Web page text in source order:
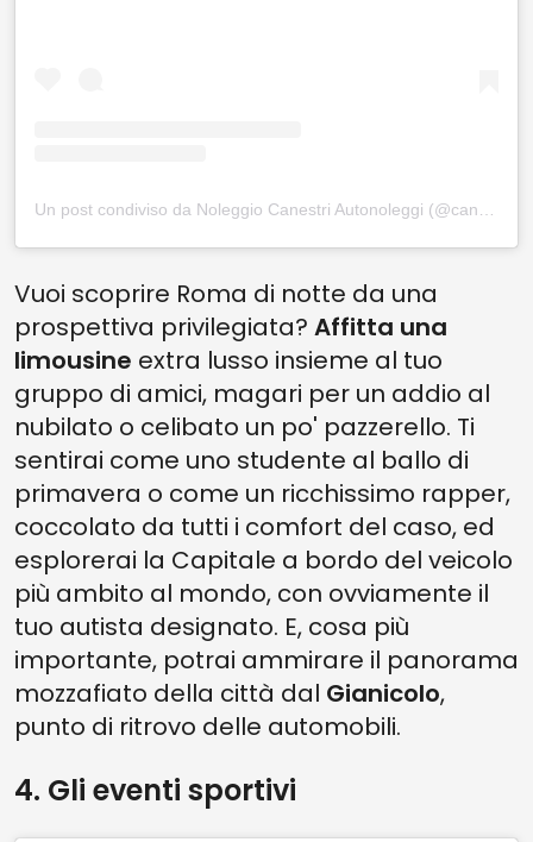
Vuoi scoprire Roma di notte da una
prospettiva privilegiata? Affitta una
limousine extra lusso insieme al tuo
gruppo di amici, magari per un addio al
nubilato o celibato un po' pazzerello. Ti
sentirai come uno studente al ballo di
primavera o come un ricchissimo rapper,
coccolato da tutti i comfort del caso, ed
esplorerai la Capitale a bordo del veicolo
più ambito al mondo, con ovviamente il
tuo autista designato. E, cosa più
importante, potrai ammirare il panorama
mozzafiato della città dal Gianicolo,
punto di ritrovo delle automobili.
4. Gli eventi sportivi